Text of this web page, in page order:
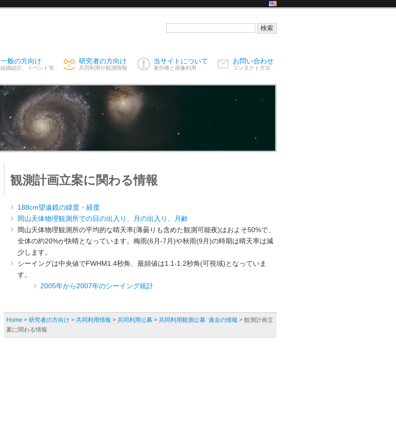
一般の方向け
組織紹介、イベント等
研究者の方向け
共同利用や観測情報
当サイトについて
著作権と画像利用
お問い合わせ
コンタクト方法
観測計画立案に関わる情報
188cm望遠鏡の緯度・経度
岡山天体物理観測所での日の出入り、月の出入り、月齢
岡山天体物理観測所の平均的な晴天率(薄曇りも含めた観測可能夜)はおよそ50%で、
全体の約20%が快晴となっています。梅雨(6月-7月)や秋雨(9月)の時期は晴天率は減
少します。
シーイングは中央値でFWHM1.4秒角、最頻値は1.1-1.2秒角(可視域)となっていま
す。
2005年から2007年のシーイング統計
Home > 研究者の方向け > 共同利用情報 > 共同利用公募 > 共同利用観測公募: 過去の情報 > 観測計画立
案に関わる情報